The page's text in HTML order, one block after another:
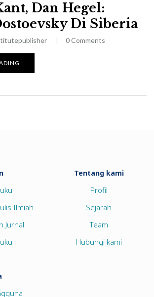
Dan Hegel:
Di Siberia
0Comments
Ilmiah
Jurnal
Tentang kami
Profil
Sejarah
Team
Hubungi kami